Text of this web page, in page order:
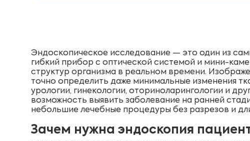
Эндоскопическое исследование — это один из
гибкий прибор с оптической системой и мини-
структур организма в реальном времени.
точно определить даже минимальные изменения
урологии, гинекологии, оториноларингологии и
возможность выявить заболевание на ранней
небольшие лечебные процедуры без разрезов и
Зачем нужна эндоскопия